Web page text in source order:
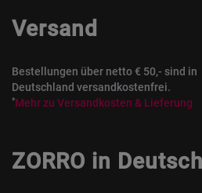
Versand
Bestellungen über netto € 50,- sind in
Deutschland versandkostenfrei.
*Mehr zu Versandkosten & Lieferung
ZORRO in